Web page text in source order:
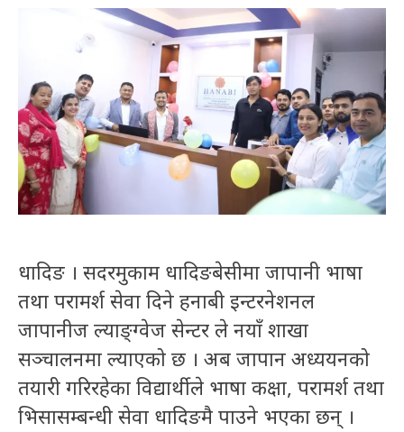
धादिङ । सदरमुकाम धादिङबेसीमा जापानी भाषा
तथा परामर्श सेवा दिने हनाबी इन्टरनेशनल
जापानीज ल्याङ्ग्वेज सेन्टर ले नयाँ शाखा
सञ्चालनमा ल्याएको छ । अब जापान अध्ययनको
तयारी गरिरहेका विद्यार्थीले भाषा कक्षा, परामर्श तथा
भिसासम्बन्धी सेवा धादिङमै पाउने भएका छन् ।